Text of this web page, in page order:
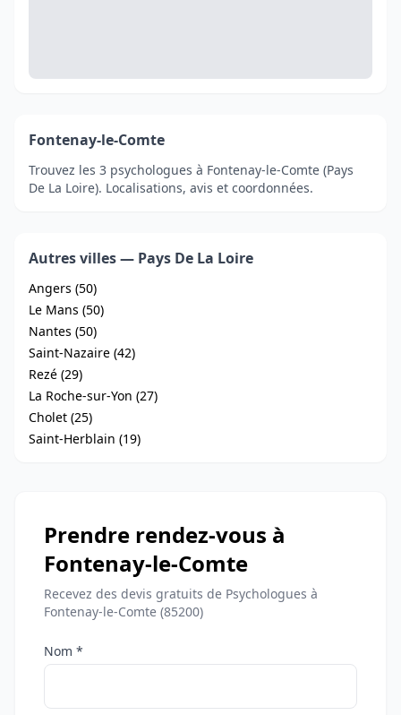
Fontenay-le-Comte
Trouvez les 3 psychologues à Fontenay-le-Comte (Pays
De La Loire). Localisations, avis et coordonnées.
Autres villes — Pays De La Loire
Angers (50)
Le Mans (50)
Nantes (50)
Saint-Nazaire (42)
Rezé (29)
La Roche-sur-Yon (27)
Cholet (25)
Saint-Herblain (19)
Prendre rendez-vous à
Fontenay-le-Comte
Recevez des devis gratuits de Psychologues à
Fontenay-le-Comte (85200)
Nom *